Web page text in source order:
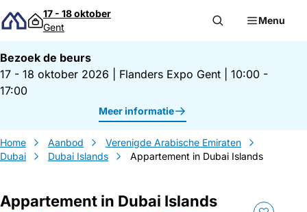
Direct naar inhoud
17 - 18 oktober
Gent
Menu
Bezoek de beurs
17 - 18 oktober 2026
Flanders Expo Gent
10:00 -
17:00
Meer informatie
Home Aanbod
Verenigde Arabische Emiraten
Dubai
Dubai Islands Appartement in Dubai Islands
Appartement in Dubai Islands